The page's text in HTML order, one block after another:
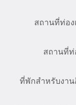
สถานที่ท่อง
สถานที่ท่
ที่พักสำหรับงาน